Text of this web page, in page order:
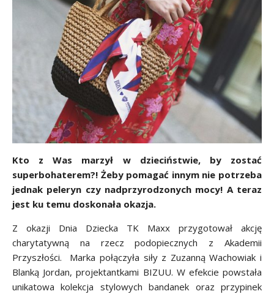
Kto z Was marzył w dzieciństwie, by zostać
superbohaterem?! Żeby pomagać innym nie potrzeba
jednak peleryn czy nadprzyrodzonych mocy! A teraz
jest ku temu doskonała okazja.
Z okazji Dnia Dziecka TK Maxx przygotował akcję
charytatywną na rzecz podopiecznych z Akademii
Przyszłości. Marka połączyła siły z Zuzanną Wachowiak i
Blanką Jordan, projektantkami BIZUU. W efekcie powstała
unikatowa kolekcja stylowych bandanek oraz przypinek